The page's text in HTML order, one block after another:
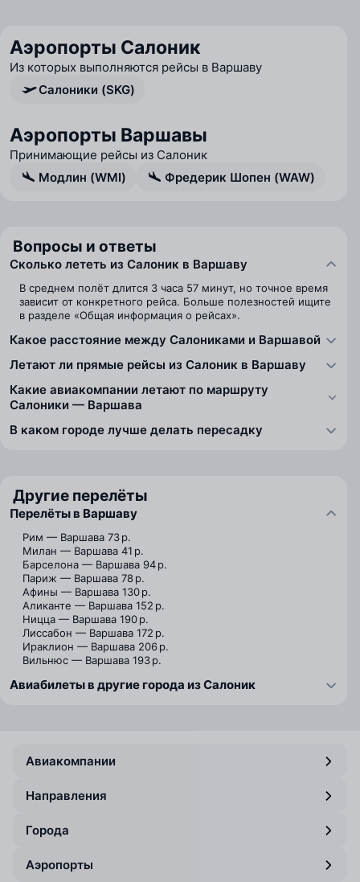
Аэропорты Салоник
Из которых выполняются рейсы в Варшаву
Салоники (SKG)
Аэропорты Варшавы
Принимающие рейсы из Салоник
Модлин (WMI)
Фредерик Шопен (WAW)
Вопросы и ответы
Сколько лететь из Салоник в Варшаву
В среднем полёт длится 3 часа 57 минут, но точное время
зависит от конкретного рейса. Больше полезностей ищите
в разделе «Общая информация о рейсах».
Какое расстояние между Салониками и Варшавой
Летают ли прямые рейсы из Салоник в Варшаву
Какие авиакомпании летают по маршруту
Салоники — Варшава
В каком городе лучше делать пересадку
Другие перелёты
Перелёты в Варшаву
Рим — Варшава 73 р.
Милан — Варшава 41 р.
Барселона — Варшава 94 р.
Париж — Варшава 78 р.
Афины — Варшава 130 р.
Аликанте — Варшава 152 р.
Ницца — Варшава 190 р.
Лиссабон — Варшава 172 р.
Ираклион — Варшава 206 р.
Вильнюс — Варшава 193 р.
Авиабилеты в другие города из Салоник
Авиакомпании
Направления
Города
Аэропорты